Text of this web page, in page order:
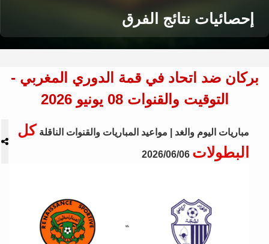
إحصائيات نتائج الفرق
بركان ضد اتحاد في قمة الدوري المغربي -
التوقيت والقنوات 08 يونيو 2026
مباريات اليوم والغد | مواعيد المباريات والقنوات الناقلة كل
البطولات 2026/06/06